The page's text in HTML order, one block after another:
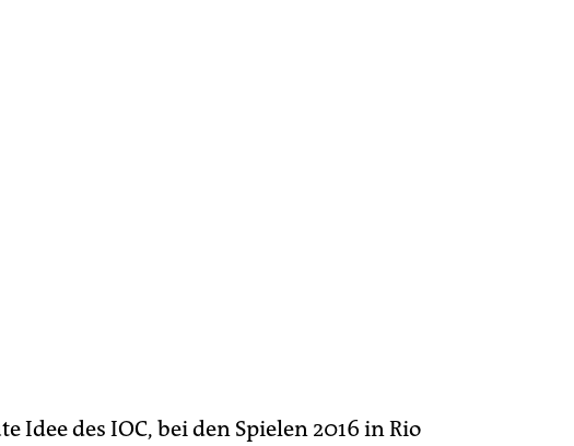
Idee des IOC, bei den Spielen 2016 in Rio